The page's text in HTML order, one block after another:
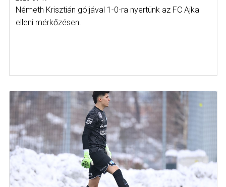
Németh Krisztián góljával 1-0-ra nyertünk az FC Ajka
elleni mérkőzésen.